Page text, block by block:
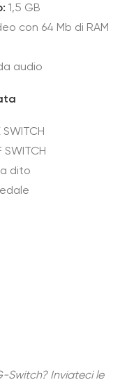
1,5 GB
con 64 Mb di RAM
audio
SWITCH
SWITCH
dito
Switch? Inviateci le